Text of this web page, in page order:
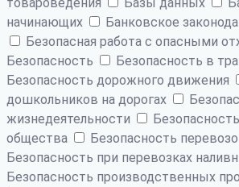
начинающих
Банковское
Безопасная работа с опасными
Безопасность
Безопасность в
Безопасность дорожного движения
дошкольников на дорогах
жизнедеятельности
общества
Безопасность
Безопасность при перевозках
Безопасность производственных